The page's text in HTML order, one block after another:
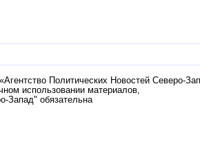
Политических Новостей Северо-
использовании материалов,
Запад" обязательна